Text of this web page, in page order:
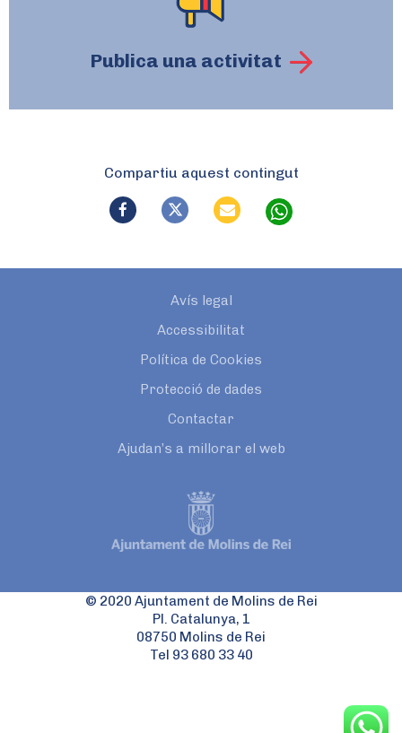
Publica una activitat
Compartiu aquest contingut
Avís legal
Accessibilitat
Política de Cookies
Protecció de dades
Contactar
Ajudan’s a millorar el web
© 2020 Ajuntament de Molins de Rei
Pl. Catalunya, 1
08750 Molins de Rei
Tel 93 680 33 40